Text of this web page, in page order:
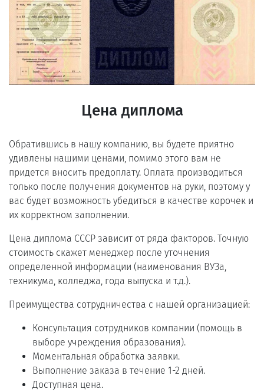
Цена диплома
Обратившись в нашу компанию, вы будете приятно
удивлены нашими ценами, помимо этого вам не
придется вносить предоплату. Оплата производиться
только после получения документов на руки, поэтому у
вас будет возможность убедиться в качестве корочек и
их корректном заполнении.
Цена диплома СССР зависит от ряда факторов. Точную
стоимость скажет менеджер после уточнения
определенной информации (наименования ВУЗа,
техникума, колледжа, года выпуска и т.д.).
Преимущества сотрудничества с нашей организацией:
Консультация сотрудников компании (помощь в
выборе учреждения образования).
Моментальная обработка заявки.
Выполнение заказа в течение 1-2 дней.
Доступная цена.